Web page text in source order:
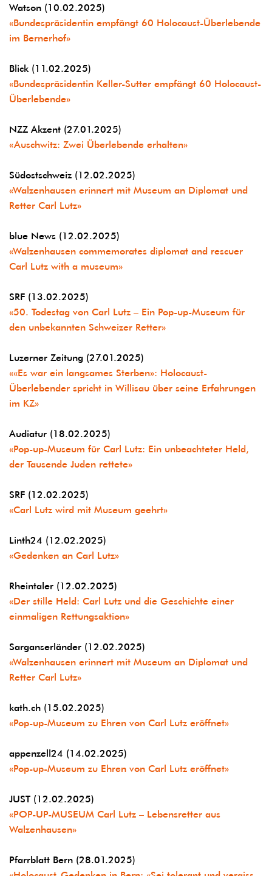
Watson (10.02.2025)
«Bundespräsidentin empfängt 60 Holocaust-Überlebende
im Bernerhof»
Blick (11.02.2025)
«Bundespräsidentin Keller-Sutter empfängt 60 Holocaust-
Überlebende»
NZZ Akzent (27.01.2025)
«Auschwitz: Zwei Überlebende erhalten»
Südostschweiz (12.02.2025)
«Walzenhausen erinnert mit Museum an Diplomat und
Retter Carl Lutz»
blue News (12.02.2025)
«Walzenhausen commemorates diplomat and rescuer
Carl Lutz with a museum»
SRF (13.02.2025)
«50. Todestag von Carl Lutz – Ein Pop-up-Museum für
den unbekannten Schweizer Retter»
Luzerner Zeitung (27.01.2025)
««Es war ein langsames Sterben»: Holocaust-
Überlebender spricht in Willisau über seine Erfahrungen
im KZ»
Audiatur (18.02.2025)
«Pop-up-Museum für Carl Lutz: Ein unbeachteter Held,
der Tausende Juden rettete»
SRF (12.02.2025)
«Carl Lutz wird mit Museum geehrt»
Linth24 (12.02.2025)
«Gedenken an Carl Lutz»
Rheintaler (12.02.2025)
«Der stille Held: Carl Lutz und die Geschichte einer
einmaligen Rettungsaktion»
Sarganserländer (12.02.2025)
«Walzenhausen erinnert mit Museum an Diplomat und
Retter Carl Lutz»
kath.ch (15.02.2025)
«Pop-up-Museum zu Ehren von Carl Lutz eröffnet»
appenzell24 (14.02.2025)
«Pop-up-Museum zu Ehren von Carl Lutz eröffnet»
JUST (12.02.2025)
«POP-UP-MUSEUM Carl Lutz – Lebensretter aus
Walzenhausen»
Pfarrblatt Bern (28.01.2025)